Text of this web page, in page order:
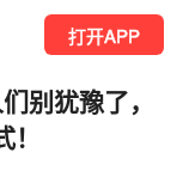
打开APP
别犹豫了，